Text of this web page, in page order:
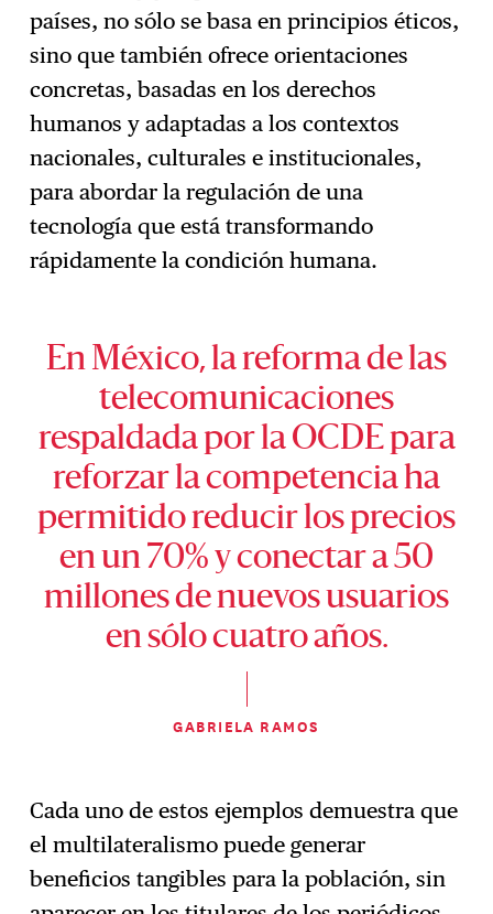
países, no sólo se basa en principios éticos,
sino que también ofrece orientaciones
concretas, basadas en los derechos
humanos y adaptadas a los contextos
nacionales, culturales e institucionales,
para abordar la regulación de una
tecnología que está transformando
rápidamente la condición humana.
En México, la reforma de las
telecomunicaciones
respaldada por la OCDE para
reforzar la competencia ha
permitido reducir los precios
en un 70% y conectar a 50
millones de nuevos usuarios
en sólo cuatro años.
GABRIELA RAMOS
Cada uno de estos ejemplos demuestra que
el multilateralismo puede generar
beneficios tangibles para la población, sin